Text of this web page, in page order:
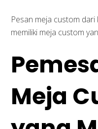
Pesan meja custom
memiliki meja custom
Meja